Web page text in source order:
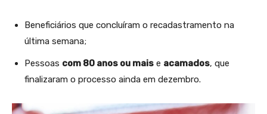
Beneficiários que concluíram o recadastramento na
última semana;
Pessoas com 80 anos ou mais e acamados, que
finalizaram o processo ainda em dezembro.